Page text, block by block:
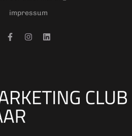
impressum